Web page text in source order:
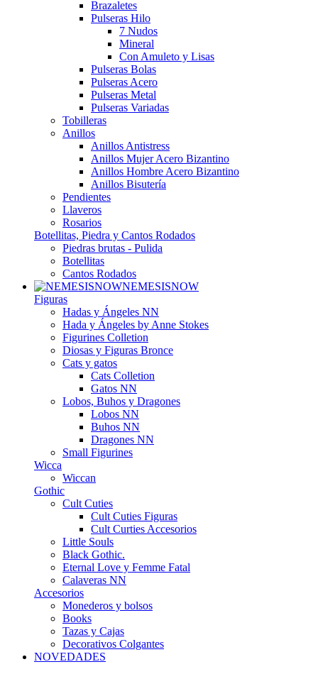
Brazaletes
Pulseras Hilo
7 Nudos
Mineral
Con Amuleto y Lisas
Pulseras Bolas
Pulseras Acero
Pulseras Metal
Pulseras Variadas
Tobilleras
Anillos
Anillos Antistress
Anillos Mujer Acero Bizantino
Anillos Hombre Acero Bizantino
Anillos Bisutería
Pendientes
Llaveros
Rosarios
Botellitas, Piedra y Cantos Rodados
Piedras brutas - Pulida
Botellitas
Cantos Rodados
NEMESISNOW
Figuras
Hadas y Ángeles NN
Hada y Ángeles by Anne Stokes
Figurines Colletion
Diosas y Figuras Bronce
Cats y gatos
Cats Colletion
Gatos NN
Lobos, Buhos y Dragones
Lobos NN
Buhos NN
Dragones NN
Small Figurines
Wicca
Wiccan
Gothic
Cult Cuties
Cult Cuties Figuras
Cult Curties Accesorios
Little Souls
Black Gothic.
Eternal Love y Femme Fatal
Calaveras NN
Accesorios
Monederos y bolsos
Books
Tazas y Cajas
Decorativos Colgantes
NOVEDADES